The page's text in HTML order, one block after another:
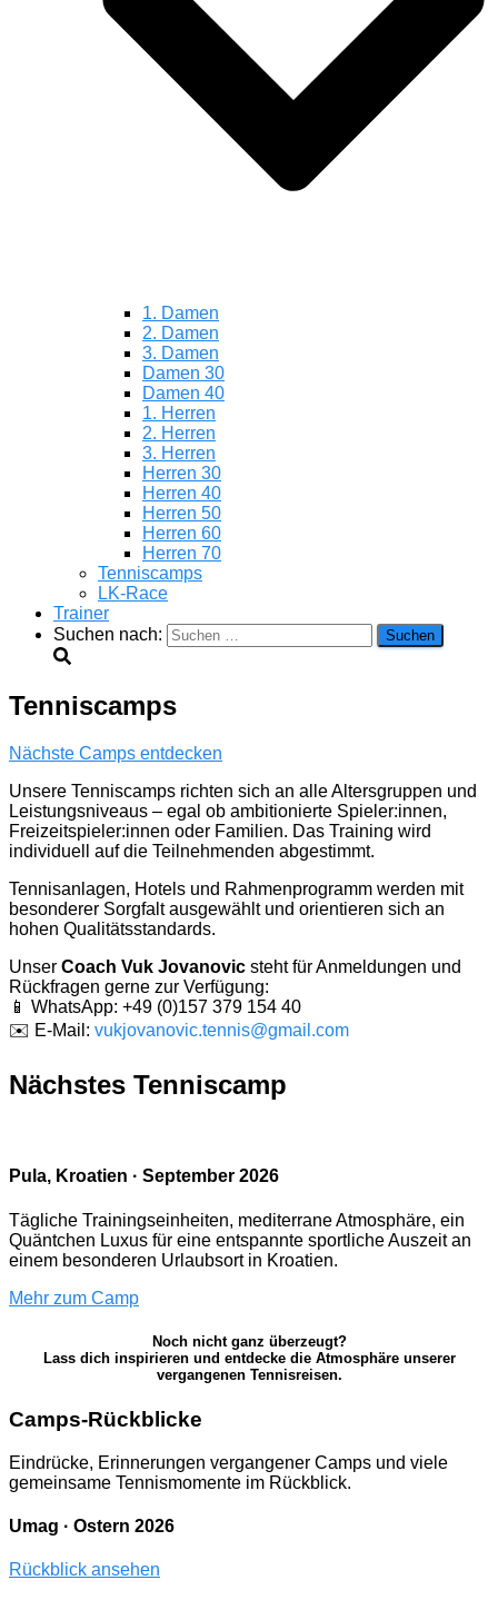
1. Damen
2. Damen
3. Damen
Damen 30
Damen 40
1. Herren
2. Herren
3. Herren
Herren 30
Herren 40
Herren 50
Herren 60
Herren 70
Tenniscamps
LK-Race
Trainer
Suchen nach:
Tenniscamps
Nächste Camps entdecken
Unsere Tenniscamps richten sich an alle Altersgruppen und
Leistungsniveaus – egal ob ambitionierte Spieler:innen,
Freizeitspieler:innen oder Familien. Das Training wird
individuell auf die Teilnehmenden abgestimmt.
Tennisanlagen, Hotels und Rahmenprogramm werden mit
besonderer Sorgfalt ausgewählt und orientieren sich an
hohen Qualitätsstandards.
Unser Coach Vuk Jovanovic steht für Anmeldungen und
Rückfragen gerne zur Verfügung:
📱 WhatsApp: +49 (0)157 379 154 40
✉️ E-Mail: vukjovanovic.tennis@gmail.com
Nächstes Tenniscamp
Pula, Kroatien · September 2026
Tägliche Trainingseinheiten, mediterrane Atmosphäre, ein
Quäntchen Luxus für eine entspannte sportliche Auszeit an
einem besonderen Urlaubsort in Kroatien.
Mehr zum Camp
Noch nicht ganz überzeugt?
Lass dich inspirieren und entdecke die Atmosphäre unserer
vergangenen Tennisreisen.
Camps-Rückblicke
Eindrücke, Erinnerungen vergangener Camps und viele
gemeinsame Tennismomente im Rückblick.
Umag · Ostern 2026
Rückblick ansehen